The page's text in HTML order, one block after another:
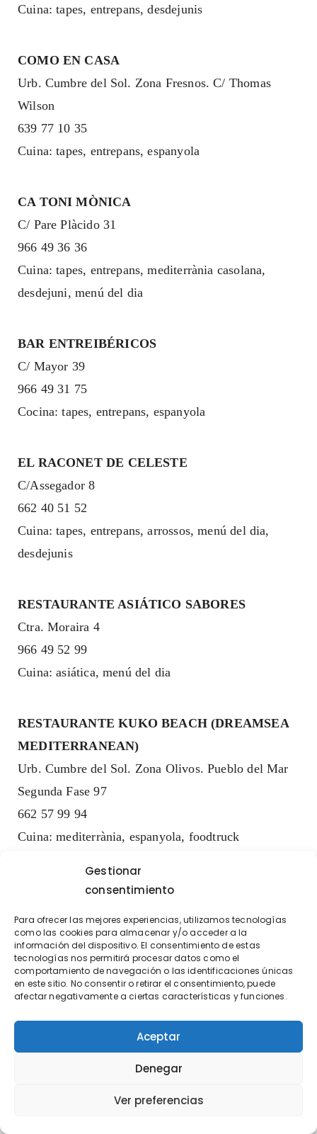
Gestionar
consentimiento
Para ofrecer las mejores experiencias, utilizamos tecnologías
como las cookies para almacenar y/o acceder a la
información del dispositivo. El consentimiento de estas
tecnologías nos permitirá procesar datos como el
comportamiento de navegación o las identificaciones únicas
en este sitio. No consentir o retirar el consentimiento, puede
afectar negativamente a ciertas características y funciones.
Aceptar
Denegar
Ver preferencias
Cuina: tapes, entrepans, desdejunis
COMO EN CASA
Urb. Cumbre del Sol. Zona Fresnos. C/ Thomas
Wilson
639 77 10 35
Cuina: tapes, entrepans, espanyola
CA TONI MÒNICA
C/ Pare Plàcido 31
966 49 36 36
Cuina: tapes, entrepans, mediterrània casolana,
desdejuni, menú del dia
BAR ENTREIBÉRICOS
C/ Mayor 39
966 49 31 75
Cocina: tapes, entrepans, espanyola
EL RACONET DE CELESTE
C/Assegador 8
662 40 51 52
Cuina: tapes, entrepans, arrossos, menú del dia,
desdejunis
RESTAURANTE ASIÁTICO SABORES
Ctra. Moraira 4
966 49 52 99
Cuina: asiática, menú del dia
RESTAURANTE KUKO BEACH (DREAMSEA
MEDITERRANEAN)
Urb. Cumbre del Sol. Zona Olivos. Pueblo del Mar
Segunda Fase 97
662 57 99 94
Cuina: mediterrània, espanyola, foodtruck
THE BULL & BEAR
966494143
Cuina: britànica
Cuina: Begudes, snacks